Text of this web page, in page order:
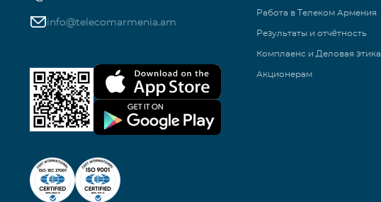
info@telecomarmenia.am
Работа в Телеком Армения
Результаты и отчётность
Комплаенс и Деловая этика
Акционерам